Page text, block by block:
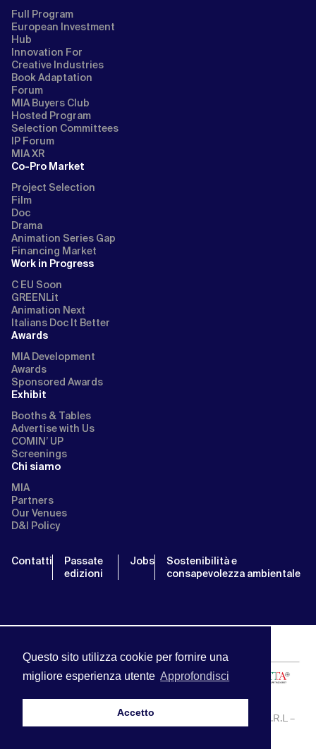
Questo sito utilizza cookie per fornire una
migliore esperienza utente Approfondisci
Accetto
Full Program
European Investment
Hub
Innovation For
Creative Industries
Book Adaptation
Forum
MIA Buyers Club
Hosted Program
Selection Committees
IP Forum
MIA XR
Co-Pro Market
Project Selection
Film
Doc
Drama
Animation Series Gap
Financing Market
Work in Progress
C EU Soon
GREENLit
Animation Next
Italians Doc It Better
Awards
MIA Development
Awards
Sponsored Awards
Exhibit
Booths & Tables
Advertise with Us
COMIN’ UP
Screenings
Chi siamo
MIA
Partners
Our Venues
D&I Policy
Contatti
Passate
edizioni
Jobs
Sostenibilità e
consapevolezza ambientale
MIA | Mercato Internazionale Audiovisivo | APA SERVICE S.R.L –